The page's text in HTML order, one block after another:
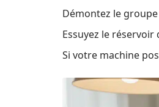
Démontez le groupe
Essuyez le
Si votre machine